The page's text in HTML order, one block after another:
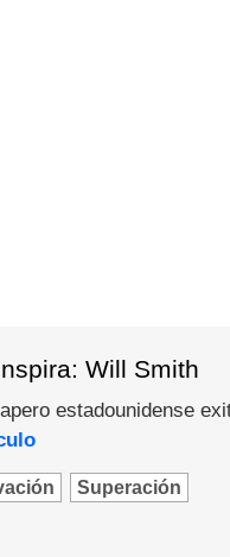
Will Smith
estadounidense
Superación